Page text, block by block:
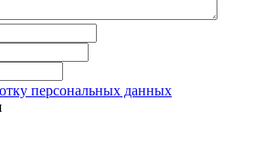
персональных данных